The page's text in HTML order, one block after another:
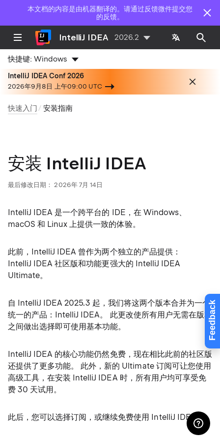
本文档的内容是由机器翻译的。请通过反馈微件提交您
的反馈。
Feedback
IntelliJ IDEA 2026.2
快捷键:Windows
IntelliJ IDEA Conf 2026
2026年9月8日 上午09:00 UTC
快速入门 安装指南
安装 IntelliJ IDEA
最后修改日期： 2026年 7月 14日
IntelliJ IDEA 是一个跨平台的 IDE，在 Windows、
macOS 和 Linux 上提供一致的体验。
此前，IntelliJ IDEA 曾作为两个独立的产品提供：
IntelliJ IDEA 社区版和功能更强大的 IntelliJ IDEA
Ultimate。
自 IntelliJ IDEA 2025.3 起，我们将这两个版本合并为一个
统一的产品：IntelliJ IDEA。 此更改使所有用户无需在版本
之间做出选择即可使用基本功能。
IntelliJ IDEA 的核心功能仍然免费，现在相比此前的社区版
还提供了更多功能。 此外，新的 Ultimate 订阅可让您使用
高级工具，在安装 IntelliJ IDEA 时，所有用户均可享受免
费 30 天试用。
此后，您可以选择订阅，或继续免费使用 IntelliJ IDEA。